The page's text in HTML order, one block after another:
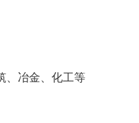
、冶金、化工等